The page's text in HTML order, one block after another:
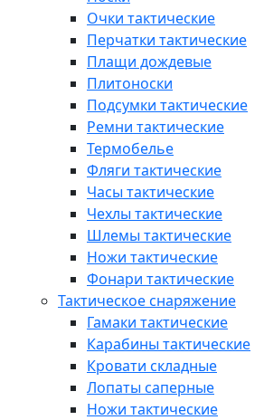
Очки тактические
Перчатки тактические
Плащи дождевые
Плитоноски
Подсумки тактические
Ремни тактические
Термобелье
Фляги тактические
Часы тактические
Чехлы тактические
Шлемы тактические
Ножи тактические
Фонари тактические
Тактическое снаряжение
Гамаки тактические
Карабины тактические
Кровати складные
Лопаты саперные
Ножи тактические